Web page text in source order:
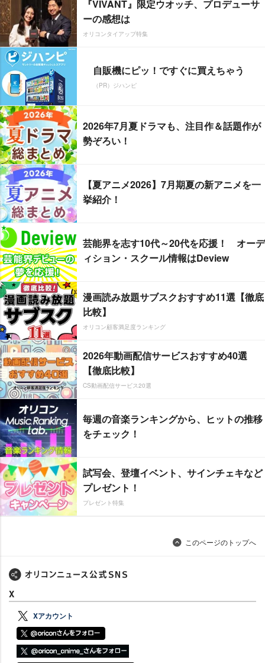
『VIVANT』限定ウオッチ、プロデューサ
ーの感想は
オリコンタイアップ特集
自販機にピッ！ですぐに買えちゃう
（PR）ジハンピ
2026年7月夏ドラマも、注目作＆話題作が
勢ぞろい！
【夏アニメ2026】7月期夏の新アニメを一
挙紹介！
芸能界を志す10代～20代を応援！ オーデ
ィション・スクール情報はDeview
漫画読み放題サブスクおすすめ11選【徹底
比較】
オリコン顧客満足度ランキング
2026年動画配信サービスおすすめ40選
【徹底比較】
CS動画配信サービス20選
毎週の音楽ランキングから、ヒットの推移
をチェック！
試写会、登壇イベント、サインチェキなど
プレゼント！
プレゼント特集
このページのトップへ
X
Xアカウント